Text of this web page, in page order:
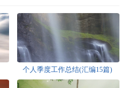
个人季度工作总结(汇编15篇)